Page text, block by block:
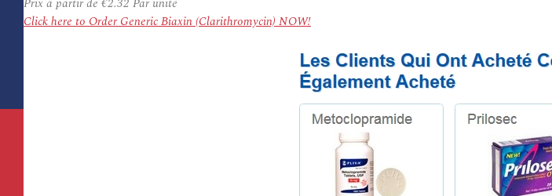
Click here to Order Generic Biaxin (Clarithromycin) NOW!